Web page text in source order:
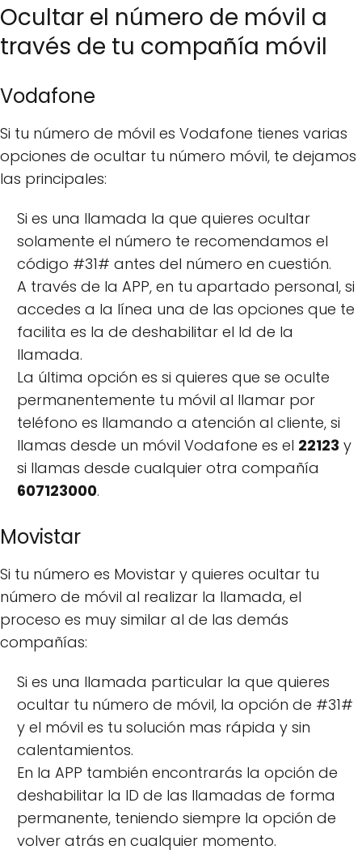
Ocultar el número de móvil a
través de tu compañía móvil
Vodafone
Si tu número de móvil es Vodafone tienes varias
opciones de ocultar tu número móvil, te dejamos
las principales:
Si es una llamada la que quieres ocultar
solamente el número te recomendamos el
código #31# antes del número en cuestión.
A través de la APP, en tu apartado personal, si
accedes a la línea una de las opciones que te
facilita es la de deshabilitar el Id de la
llamada.
La última opción es si quieres que se oculte
permanentemente tu móvil al llamar por
teléfono es llamando a atención al cliente, si
llamas desde un móvil Vodafone es el 22123 y
si llamas desde cualquier otra compañía
607123000.
Movistar
Si tu número es Movistar y quieres ocultar tu
número de móvil al realizar la llamada, el
proceso es muy similar al de las demás
compañías:
Si es una llamada particular la que quieres
ocultar tu número de móvil, la opción de #31#
y el móvil es tu solución mas rápida y sin
calentamientos.
En la APP también encontrarás la opción de
deshabilitar la ID de las llamadas de forma
permanente, teniendo siempre la opción de
volver atrás en cualquier momento.